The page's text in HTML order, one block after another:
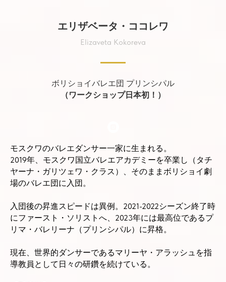
エリザベータ・ココレワ
Elizaveta Kokoreva
ボリショイバレエ団 プリンシパル
（ワークショップ日本初！）
モスクワのバレエダンサー一家に生まれる。
2019年、モスクワ国立バレエアカデミーを卒業し（タチ
ヤーナ・ガリツェワ・クラス）、そのままボリショイ劇
場のバレエ団に入団。
入団後の昇進スピードは異例。2021-2022シーズン終了時
にファースト・ソリストへ、2023年には最高位であるプ
リマ・バレリーナ（プリンシパル）に昇格。
現在、世界的ダンサーであるマリーヤ・アラッシュを指
導教員として日々の研鑽を続けている。